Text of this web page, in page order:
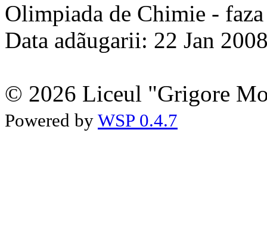
Olimpiada de Chimie -
Data adãugarii: 22 Jan
© 2026 Liceul "Grigore
Powered by WSP 0.4.7